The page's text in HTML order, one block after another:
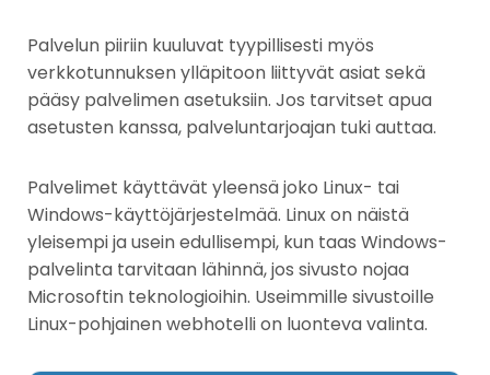
Palvelun piiriin kuuluvat tyypillisesti myös
verkkotunnuksen ylläpitoon liittyvät asiat sekä
pääsy palvelimen asetuksiin. Jos tarvitset apua
asetusten kanssa, palveluntarjoajan tuki auttaa.
Palvelimet käyttävät yleensä joko Linux- tai
Windows-käyttöjärjestelmää. Linux on näistä
yleisempi ja usein edullisempi, kun taas Windows-
palvelinta tarvitaan lähinnä, jos sivusto nojaa
Microsoftin teknologioihin. Useimmille sivustoille
Linux-pohjainen webhotelli on luonteva valinta.